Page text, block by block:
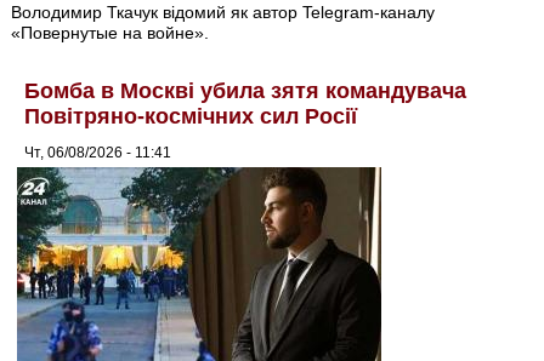
Володимир Ткачук відомий як автор Telegram-каналу
«Повернутые на войне».
Бомба в Москві убила зятя командувача
Повітряно-космічних сил Росії
Чт, 06/08/2026 - 11:41